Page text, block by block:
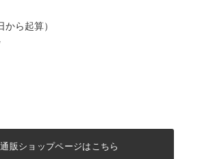
ら起算）
通販ショップページはこちら